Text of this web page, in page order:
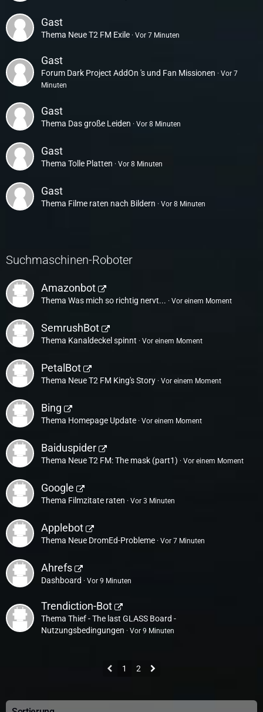
Gast
Thema Neue T2 FM Exile Vor 7 Minuten
Gast
Forum Dark Project AddOn 's und Fan Missionen
Vor 7
Minuten
Gast
Thema Das große Leiden Vor 8 Minuten
Gast
Thema Tolle Platten Vor 8 Minuten
Gast
Thema Filme raten nach Bildern Vor 8 Minuten
Suchmaschinen-Roboter
Amazonbot
Thema Was mich so richtig nervt... Vor einem Moment
SemrushBot
Thema Kanaldeckel spinnt Vor einem Moment
PetalBot
Thema Neue T2 FM King's Story Vor einem Moment
Bing
Thema Homepage Update Vor einem Moment
Baiduspider
Thema Neue T2 FM: The mask (part1) Vor einem Moment
Google
Thema Filmzitate raten Vor 3 Minuten
Applebot
Thema Neue DromEd-Probleme Vor 7 Minuten
Ahrefs
Dashboard Vor 9 Minuten
Trendiction-Bot
Thema Thief - The last GLASS Board -
Nutzungsbedingungen
Vor 9 Minuten
1 2